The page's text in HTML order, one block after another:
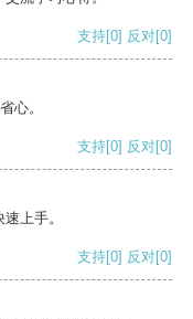
支持[0] 反对[0]
心。
支持[0] 反对[0]
上手。
支持[0] 反对[0]